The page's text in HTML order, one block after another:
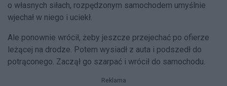
o własnych siłach, rozpędzonym samochodem umyślnie
wjechał w niego i uciekł.
Ale ponownie wrócił, żeby jeszcze przejechać po ofierze
leżącej na drodze. Potem wysiadł z auta i podszedł do
potrąconego. Zaczął go szarpać i wrócił do samochodu.
Reklama